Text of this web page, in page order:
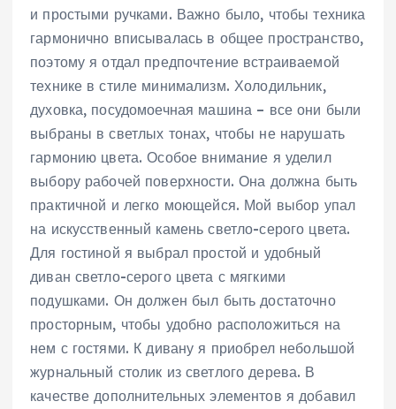
и простыми ручками. Важно было, чтобы техника
гармонично вписывалась в общее пространство,
поэтому я отдал предпочтение встраиваемой
технике в стиле минимализм. Холодильник,
духовка, посудомоечная машина – все они были
выбраны в светлых тонах, чтобы не нарушать
гармонию цвета. Особое внимание я уделил
выбору рабочей поверхности. Она должна быть
практичной и легко моющейся. Мой выбор упал
на искусственный камень светло-серого цвета.
Для гостиной я выбрал простой и удобный
диван светло-серого цвета с мягкими
подушками. Он должен был быть достаточно
просторным, чтобы удобно расположиться на
нем с гостями. К дивану я приобрел небольшой
журнальный столик из светлого дерева. В
качестве дополнительных элементов я добавил